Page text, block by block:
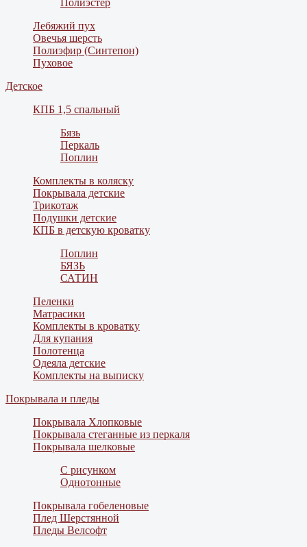
Полиэстер
Лебяжий пух
Овечья шерсть
Полиэфир (Синтепон)
Пуховое
Детское
КПБ 1,5 спальный
Бязь
Перкаль
Поплин
Комплекты в коляску
Покрывала детские
Трикотаж
Подушки детские
КПБ в детскую кроватку
Поплин
БЯЗЬ
САТИН
Пеленки
Матрасики
Комплекты в кроватку
Для купания
Полотенца
Одеяла детские
Комплекты на выписку
Покрывала и пледы
Покрывала Хлопковые
Покрывала стеганные из перкаля
Покрывала шелковые
С рисунком
Однотонные
Покрывала гобеленовые
Плед Шерстянной
Пледы Велсофт